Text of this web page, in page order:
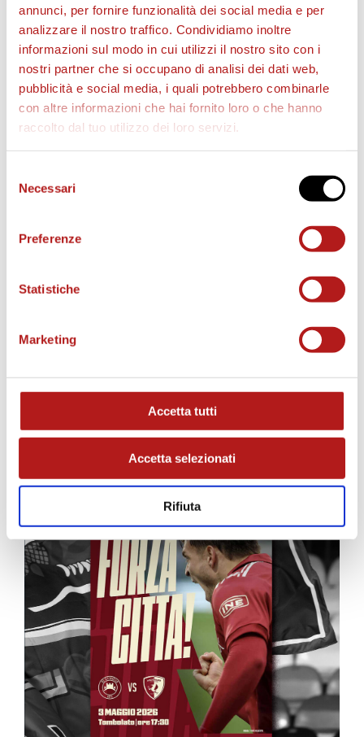
annunci, per fornire funzionalità dei social media e per
analizzare il nostro traffico. Condividiamo inoltre
informazioni sul modo in cui utilizzi il nostro sito con i
nostri partner che si occupano di analisi dei dati web,
pubblicità e social media, i quali potrebbero combinarle
con altre informazioni che hai fornito loro o che hanno
raccolto dal tuo utilizzo dei loro servizi.
delNecessari
Preferenze
Statistiche
Marketing
Accetta tutti
Accetta selezionati
Rifiuta
AS CITTADELLA STORE
MATCH PROGRAM